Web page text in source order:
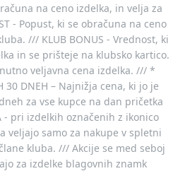
na ceno izdelka, in velja za
- Popust, ki se obračuna na ceno
/// KLUB BONUS - Vrednost, ki
in se prišteje na klubsko kartico.
veljavna cena izdelka. /// *
30 DNEH – Najnižja cena, ki jo je
za vse kupce na dan pričetka
- pri izdelkih označenih z ikonico
veljajo samo za nakupe v spletni
kluba. /// Akcije se med seboj
za izdelke blagovnih znamk